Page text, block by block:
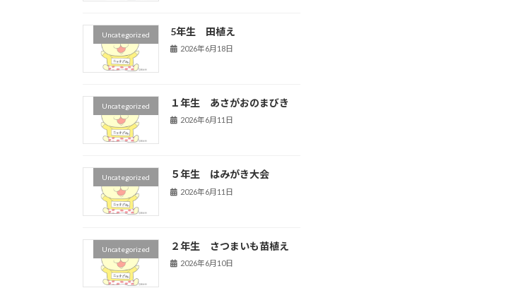
Uncategorized 5年生 田植え
2026年6月18日
Uncategorized １年生 あさがおのまびき
2026年6月11日
Uncategorized ５年生 はみがき大会
2026年6月11日
Uncategorized ２年生 さつまいも苗植え
2026年6月10日